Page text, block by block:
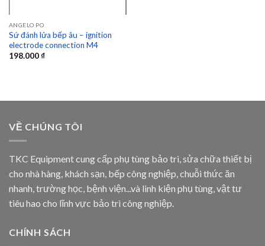
ANGELO PO
Sứ đánh lửa bếp âu – ignition
electrode connection M4
198.000₫
VỀ CHÚNG TÔI
TKC Equipment cung cấp phụ tùng bảo trì, sửa chữa thiết bị
cho nhà hàng, khách sạn, bếp công nghiệp, chuỗi thức ăn
nhanh, trường học, bệnh viện...và linh kiện phụ tùng, vật tư
tiêu hao cho lĩnh vực bảo trì công nghiệp.
CHÍNH SÁCH